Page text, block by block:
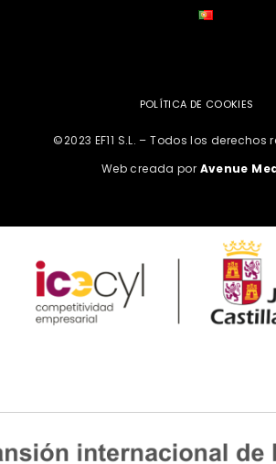
POLÍTICA DE COOKIES
©2023 EF11 S.L. – Todos los derechos
Web creada por Avenue